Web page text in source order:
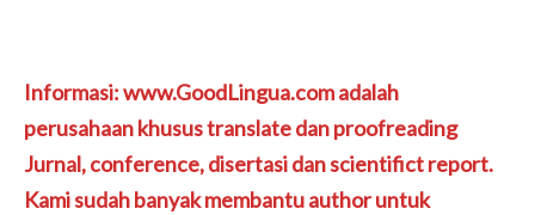
Informasi: www.GoodLingua.com adalah
perusahaan khusus translate dan proofreading
Jurnal, conference, disertasi dan scientifict report.
Kami sudah banyak membantu author untuk